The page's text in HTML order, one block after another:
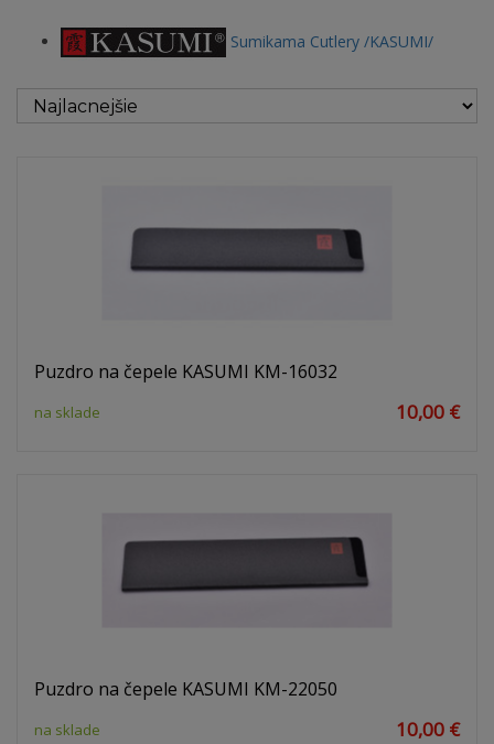
Sumikama Cutlery /KASUMI/
Puzdro na čepele KASUMI KM-16032
na sklade 10,00 €
Puzdro na čepele KASUMI KM-22050
na sklade 10,00 €